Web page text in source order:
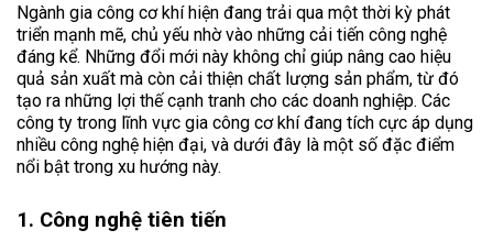
Ngành gia công cơ khí hiện đang trải qua một thời kỳ phát
triển mạnh mẽ, chủ yếu nhờ vào những cải tiến công nghệ
đáng kể. Những đổi mới này không chỉ giúp nâng cao hiệu
quả sản xuất mà còn cải thiện chất lượng sản phẩm, từ đó
tạo ra những lợi thế cạnh tranh cho các doanh nghiệp. Các
công ty trong lĩnh vực gia công cơ khí đang tích cực áp dụng
nhiều công nghệ hiện đại, và dưới đây là một số đặc điểm
nổi bật trong xu hướng này.
1. Công nghệ tiên tiến